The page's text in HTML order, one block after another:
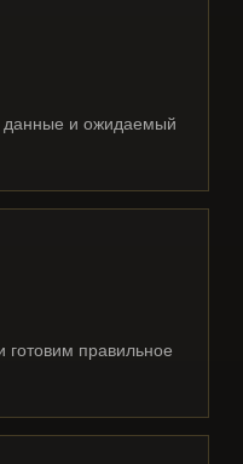
данные и ожидаемый
готовим правильное